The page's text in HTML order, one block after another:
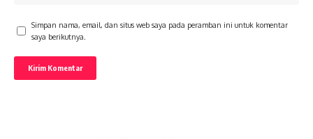
Simpan nama, email, dan situs web saya pada peramban ini untuk komentar
saya berikutnya.